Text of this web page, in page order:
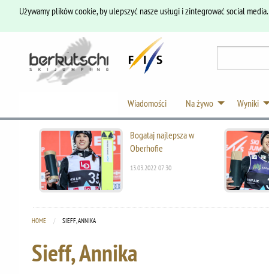
Używamy plików cookie, by ulepszyć nasze usługi i zintegrować social media.
Wiadomości Na żywo Wyniki
Bogataj najlepsza w
Oberhofie
13.03.2022 07:30
HOME CURRENT:
SIEFF, ANNIKA
Sieff, Annika